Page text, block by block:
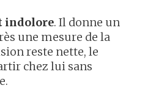
indolore. Il donne un
une mesure de la
reste nette, le
chez lui sans